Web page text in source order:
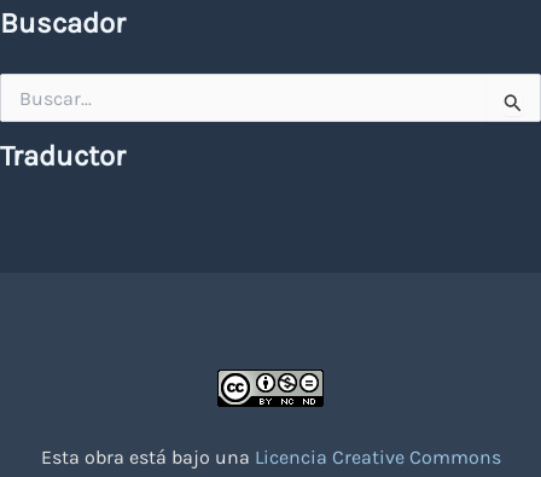
Buscador
por:
Traductor
Esta obra está bajo una Licencia Creative Commons